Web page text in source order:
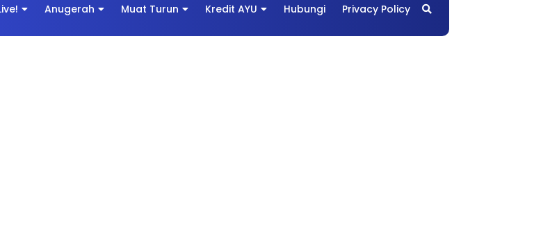
Anugerah Muat Turun Kredit AYU Hubungi Privacy Policy